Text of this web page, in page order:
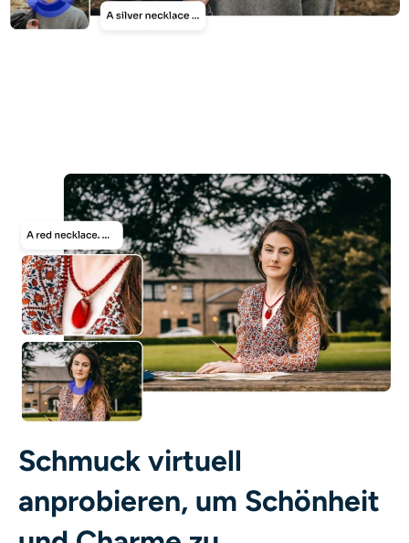
KI neu einfärben
Kleiderbügel
KI-Baby
KI-Filter
Headshot-Generator Pro
KI-Headshot-Generator
Passfoto-Ersteller
Video-Werkzeuge
Schmuck virtuell
anprobieren, um Schönheit